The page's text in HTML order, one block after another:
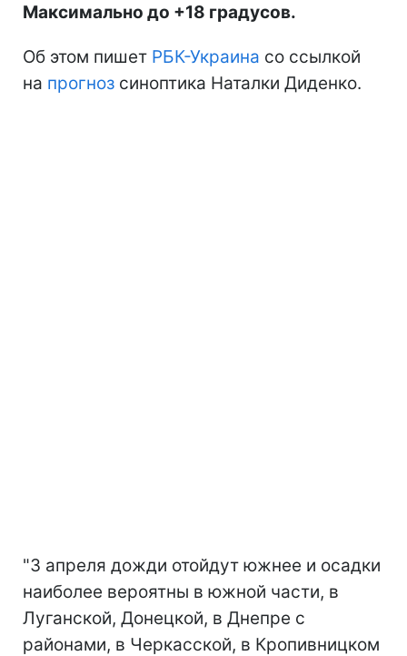
Максимально до +18 градусов.
Об этом пишет РБК-Украина со ссылкой
на прогноз синоптика Наталки Диденко.
"3 апреля дожди отойдут южнее и осадки
наиболее вероятны в южной части, в
Луганской, Донецкой, в Днепре с
районами, в Черкасской, в Кропивницком